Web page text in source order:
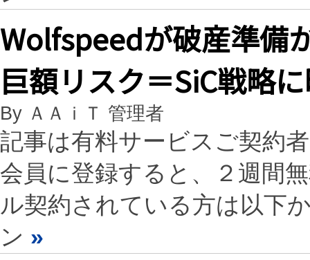
Wolfspeedが破産準備
巨額リスク＝SiC戦略
By ＡＡｉＴ 管理者
記事は有料サービスご契約
会員に登録すると、２週間
ル契約されている方は以下
ン »